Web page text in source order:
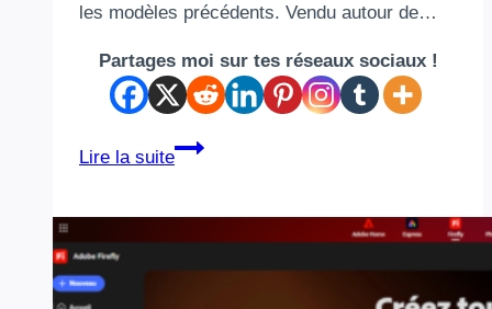
les modèles précédents. Vendu autour de…
Partages moi sur tes réseaux sociaux !
Lire la suite
XGODY